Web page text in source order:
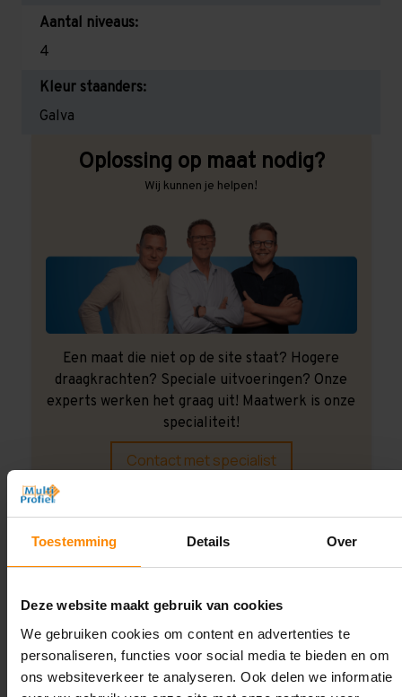
Toestemming Details Over
Deze website maakt gebruik van cookies
We gebruiken cookies om content en advertenties te
personaliseren, functies voor social media te bieden en om
ons websiteverkeer te analyseren. Ook delen we informatie
Aantal niveaus:
4
Kleur staanders:
Galva
Oplossing op maat nodig?
Wij kunnen je helpen!
Een maat die niet op de site staat? Hogere
draagkrachten? Speciale uitvoeringen? Onze
experts werken het graag uit! Maatwerk is onze
specialiteit!
Contact met specialist
Montage uitbesteden?
Laat ons het doen!